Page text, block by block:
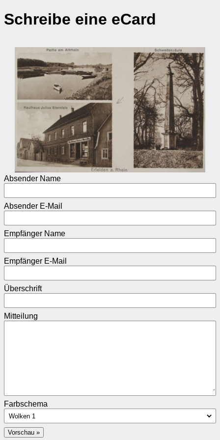
Schreibe eine eCard
Absender Name
Absender E-Mail
Empfänger Name
Empfänger E-Mail
Überschrift
Mitteilung
Farbschema